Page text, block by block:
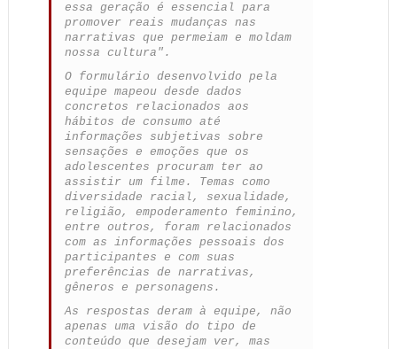
essa geração é essencial para
promover reais mudanças nas
narrativas que permeiam e moldam
nossa cultura".
O formulário desenvolvido pela
equipe mapeou desde dados
concretos relacionados aos
hábitos de consumo até
informações subjetivas sobre
sensações e emoções que os
adolescentes procuram ter ao
assistir um filme. Temas como
diversidade racial, sexualidade,
religião, empoderamento feminino,
entre outros, foram relacionados
com as informações pessoais dos
participantes e com suas
preferências de narrativas,
gêneros e personagens.
As respostas deram à equipe, não
apenas uma visão do tipo de
conteúdo que desejam ver, mas